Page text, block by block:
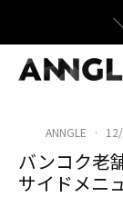
ANNGLE ·
バンコク老
サイドメニ